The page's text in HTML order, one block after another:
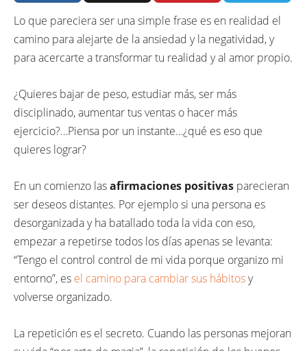
Lo que pareciera ser una simple frase es en realidad el
camino para alejarte de la ansiedad y la negatividad, y
para acercarte a transformar tu realidad y al amor propio.
¿Quieres bajar de peso, estudiar más, ser más
disciplinado, aumentar tus ventas o hacer más
ejercicio?…Piensa por un instante…¿qué es eso que
quieres lograr?
En un comienzo lasafirmaciones positivas parecieran
ser deseos distantes. Por ejemplo si una persona es
desorganizada y ha batallado toda la vida con eso,
empezar a repetirse todos los días apenas se levanta:
“Tengo el control control de mi vida porque organizo mi
entorno”, es el camino para cambiar sus hábitosy
volverse organizado.
La repetición es el secreto. Cuando las personas mejoran